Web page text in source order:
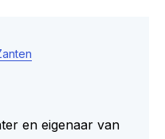
en eigenaar van